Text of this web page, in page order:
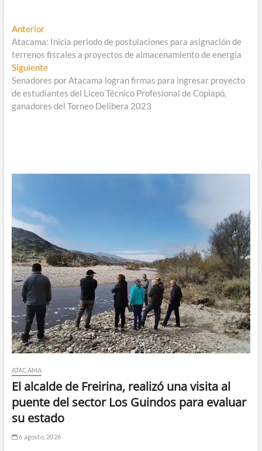
Navegación
de
entradas
AnteriorEntrada
anterior:
Atacama: Inicia periodo de postulaciones para asignación de
terrenos fiscales a proyectos de almacenamiento de energía
SiguienteEntrada
siguiente:
Senadores por Atacama logran firmas para ingresar proyecto
de estudiantes del Liceo Técnico Profesional de Copiapó,
ganadores del Torneo Delibera 2023
ATACAMA
El alcalde de Freirina, realizó una visita al
puente del sector Los Guindos para evaluar
su estado
6 agosto, 2026